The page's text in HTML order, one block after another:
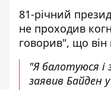
81-річний
не проходив
говорив", що
"Я балотуюся і
заявив Байден у